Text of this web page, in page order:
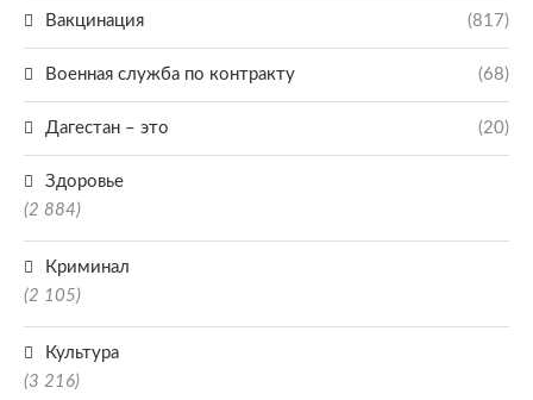
Вакцинация (817)
Военная служба по контракту (68)
Дагестан – это (20)
Здоровье
(2 884)
Криминал
(2 105)
Культура
(3 216)